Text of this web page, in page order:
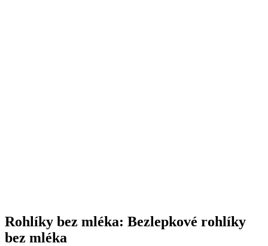
Rohlíky bez mléka: Bezlepkové rohlíky
bez mléka